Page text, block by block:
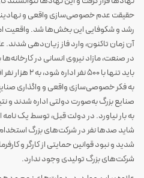
حقیقت عدم خصوصی‌سازی واقعی و
رشد و شکوفایی این بخش‌ها شد. واقعیت امر
آن زمان تاکنون، وارد فاز زیان‌دهی شدند.
در صنعت، مازاد نیروی انسانی در
باید تنها با
به فکر خصوصی‌سازی واقعی و واگذاری صنایع
صنایع بزرگ به‌صورت دولتی اداره شدند و
به بار نیاورد. در دولت قبل، توسط یک نامه
شاید صدها نفر در شرکت‌های بزرگ
شدید و نبود قوانین حمایتی از کارگر و
شرکت‌های بزرگ تولیدی وجود ندارد.